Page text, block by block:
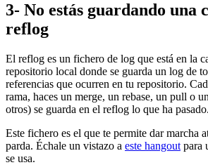
3- No estás guardando una
reflog
El reflog es un fichero de log que está en la
repositorio local donde se guarda un log de
referencias que ocurren en tu repositorio.
rama, haces un merge, un rebase, un pull o
otros) se guarda en el reflog lo que ha pasado.
Este fichero es el que te permite dar marcha
parda. Échale un vistazo a este hangout para
se usa.